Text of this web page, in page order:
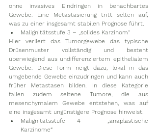
ohne invasives Eindringen in benachbartes
Gewebe. Eine Metastasierung tritt selten auf,
was zu einer insgesamt stabilen Prognose führt.
Malignitätsstufe 3 – „solides Karzinom“
Hier verliert das Tumorgewebe das typische
Drüsenmuster vollständig und besteht
überwiegend aus undifferenziertem epithelialem
Gewebe. Diese Form neigt dazu, lokal in das
umgebende Gewebe einzudringen und kann auch
früher Metastasen bilden. In diese Kategorie
fallen zudem seltene Tumore, die aus
mesenchymalem Gewebe entstehen, was auf
eine insgesamt ungünstigere Prognose hinweist.
Malignitätsstufe 4 – „anaplastische
Karzinome“